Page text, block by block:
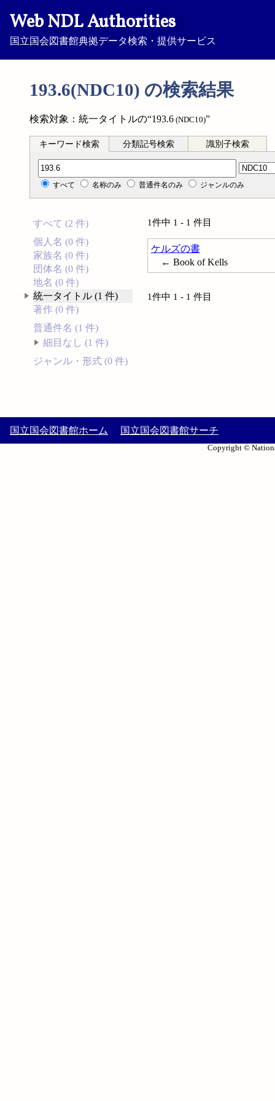
Web NDL Authorities
国立国会図書館典拠データ検索・提供サービス
193.6(NDC10) の検索結果
検索対象：統一タイトルの“193.6 (NDC10)”
キーワード検索 分類記号検索 識別子検索
分類記号検索
すべて 名称のみ 普通件名のみ ジャンルのみ
すべて (2 件)
個人名 (0 件)
家族名 (0 件)
団体名 (0 件)
地名 (0 件)
統一タイトル (1 件)
著作 (0 件)
普通件名 (1 件)
細目なし (1 件)
ジャンル・形式 (0 件)
1件中 1 - 1 件目
ケルズの書
← Book of Kells
1件中 1 - 1 件目
国立国会図書館ホーム 国立国会図書館サーチ
Copyright ©